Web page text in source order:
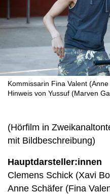
Kommissarin Fina Valent
Hinweis von Yussuf (Marven
(Hörfilm in
mit Bildbeschreibung)
Hauptdarsteller:innen
Clemens Schick (Xavi
Anne Schäfer (Fina